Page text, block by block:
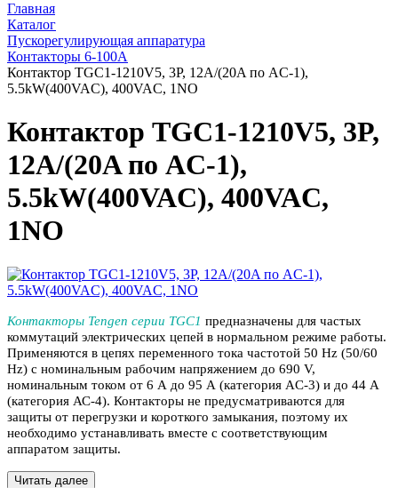
Главная
Каталог
Пускорегулирующая аппаратура
Контакторы 6-100А
Контактор TGC1-1210V5, 3P, 12A/(20A по AC-1),
5.5kW(400VAC), 400VAC, 1NO
Контактор TGC1-1210V5, 3P,
12A/(20A по AC-1),
5.5kW(400VAC), 400VAC,
1NO
Контакторы Tengen серии TGC1 предназначены для частых
коммутаций электрических цепей в нормальном режиме работы.
Применяются в цепях переменного тока частотой 50 Hz (50/60
Hz) с номинальным рабочим напряжением до 690 V,
номинальным током от 6 А до 95 А (категория AC-3) и до 44 А
(категория АС-4). Контакторы не предусматриваются для
защиты от перегрузки и короткого замыкания, поэтому их
необходимо устанавливать вместе с соответствующим
аппаратом защиты.
Читать далее